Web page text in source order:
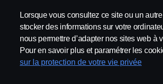
Scania in Your Region: France
Lorsque vous consultez ce site ou un
stocker des informations sur votre
nous permettre d’adapter nos sites web à
Pour en savoir plus et paramétrer les
sur la protection de votre vie privée